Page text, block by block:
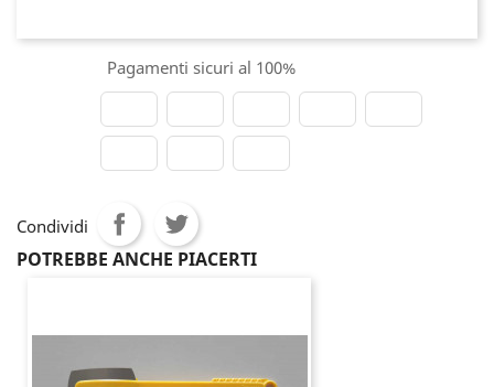
Pagamenti sicuri al 100%
Condividi
POTREBBE ANCHE PIACERTI